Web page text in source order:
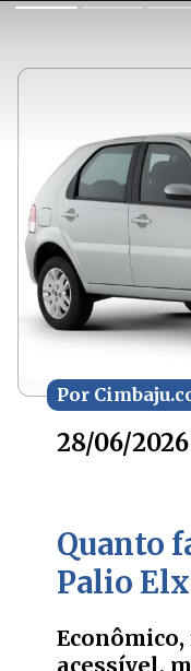
28/06/2026
Quanto
Palio Elx
Por
Por